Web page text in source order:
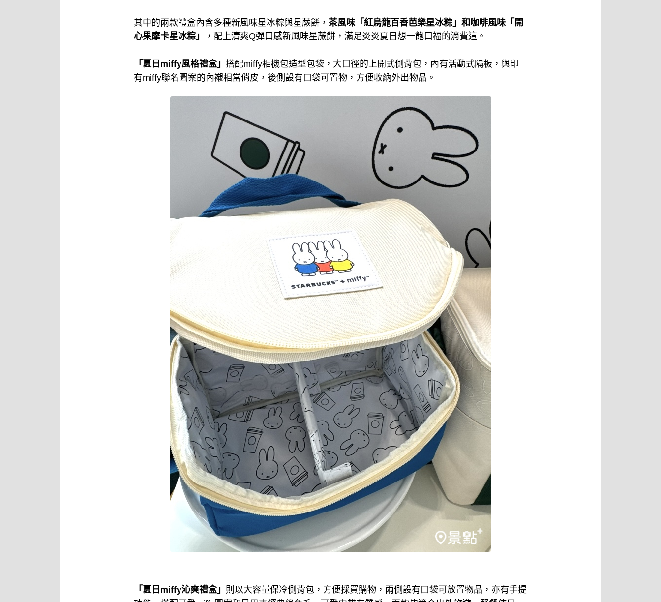
其中的兩款禮盒內含多種新風味星冰粽與星蕨餅， 茶風味「紅烏龍百香芭樂星冰粽」和咖啡風味「開
心果摩卡星冰粽」
，配上清爽Q彈口感新風味星蕨餅，滿足炎炎夏日想一飽口福的消費這。
「夏日miffy風格禮盒」 搭配miffy相機包造型包袋，大口徑的上開式側背包，內有活動式隔板，與印
有miffy聯名圖案的內襯相當俏皮，後側設有口袋可置物，方便收納外出物品。
「夏日miffy沁爽禮盒」 則以大容量保冷側背包，方便採買購物，兩側設有口袋可放置物品，亦有手提